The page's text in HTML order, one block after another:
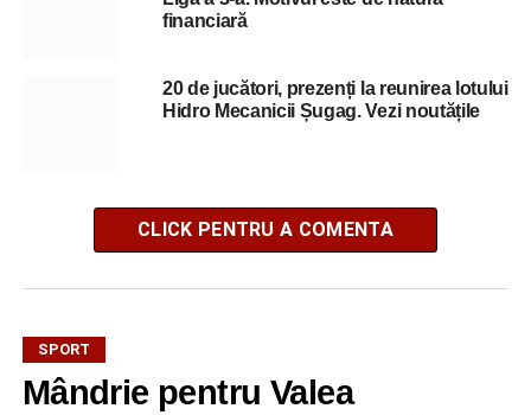
financiară
20 de jucători, prezenți la reunirea lotului
Hidro Mecanicii Șugag. Vezi noutățile
CLICK PENTRU A COMENTA
SPORT
Mândrie pentru Valea